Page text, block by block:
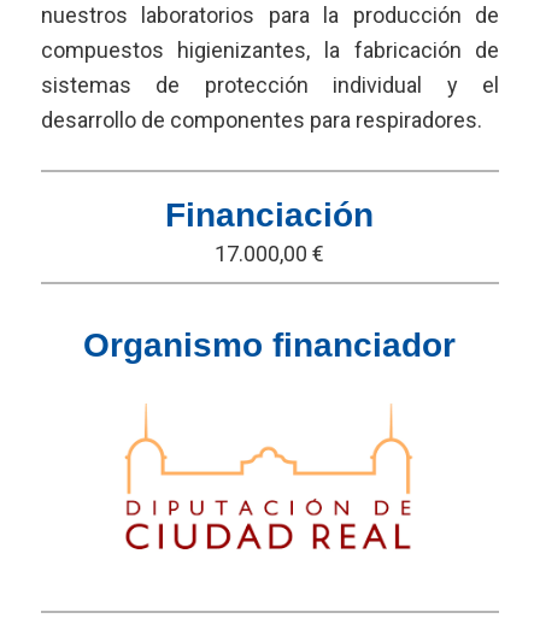
nuestros laboratorios para la producción de
compuestos higienizantes, la fabricación de
sistemas de protección individual y el
desarrollo de componentes para respiradores.
Financiación
17.000,00 €
Organismo financiador